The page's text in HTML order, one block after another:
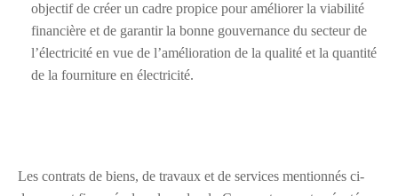
objectif de créer un cadre propice pour améliorer la viabilité
financière et de garantir la bonne gouvernance du secteur de
l’électricité en vue de l’amélioration de la qualité et la quantité
de la fourniture en électricité.
Les contrats de biens, de travaux et de services mentionnés ci-